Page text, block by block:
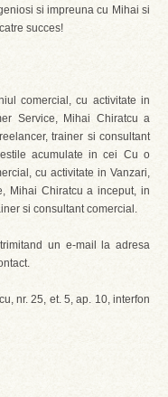
si impreuna cu Mihai si
succes!
comercial, cu activitate in
Service, Mihai Chiratcu a
trainer si consultant
acumulate in cei Cu o
cu activitate in Vanzari,
Mihai Chiratcu a inceput, in
si consultant comercial.
un e-mail la adresa
nr. 25, et. 5, ap. 10, interfon